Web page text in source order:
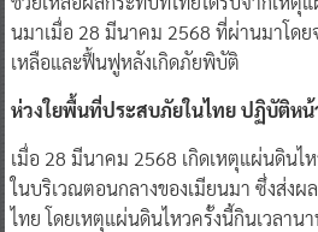
นมาเมื่อ 28 มีนาคม 2568 ที่ผ่านมาโดย
เหลือและฟื้นฟูหลังเกิดภัยพิบัติ
ห่วงใยพื้นที่ประสบภัยในไทย ปฏิบัติห
เมื่อ 28 มีนาคม 2568 เกิดเหตุแผ่นดินไ
ในบริเวณตอนกลางของเมียนมา ซึ่งส่ง
ไทย โดยเหตุแผ่นดินไหวครั้งนี้กินเวลาน